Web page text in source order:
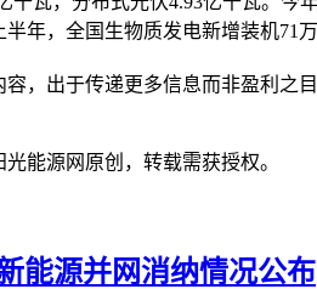
年，全国生物质发电新增装机71
，出于传递更多信息而非盈利之
能源网原创，转载需获授权。
能源并网消纳情况公布